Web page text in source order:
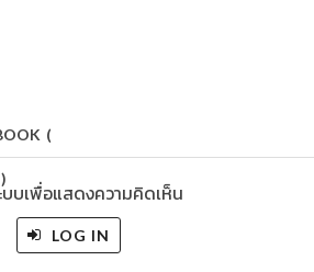
(
)
บบเพื่อแสดงความคิดเห็น
LOG IN